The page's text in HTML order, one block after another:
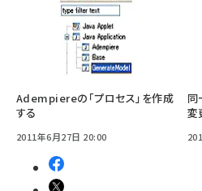
Adempiereの「プロセス」を作成
する
2011年6月27日 20:00
同
変